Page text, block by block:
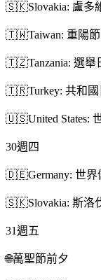
🇸🇰Slovakia: 盧多
🇹🇼Taiwan: 重陽節
🇹🇿Tanzania: 選舉
🇹🇷Turkey: 共和國
🇺🇸United States:
30週四
🇩🇪Germany: 世界
🇸🇰Slovakia: 斯洛
31週五
🌐萬聖節前夕